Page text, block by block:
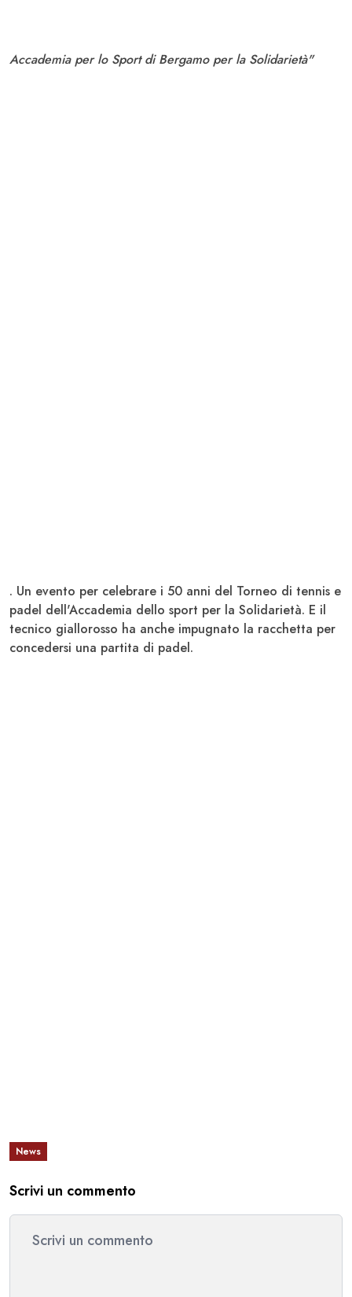
Accademia per lo Sport di Bergamo per la Solidarietà"
. Un evento per celebrare i 50 anni del Torneo di tennis e
padel dell'Accademia dello sport per la Solidarietà. E il
tecnico giallorosso ha anche impugnato la racchetta per
concedersi una partita di padel.
News
Scrivi un commento